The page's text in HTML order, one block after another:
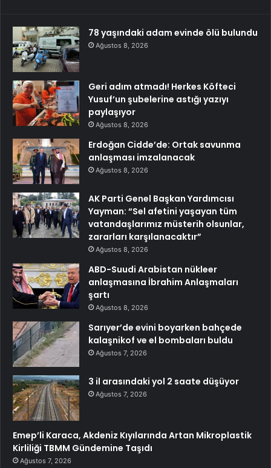
78 yaşındaki adam evinde ölü bulundu
Ağustos 8, 2026
Geri adım atmadı! Herkes Köfteci
Yusuf’un şubelerine astığı yazıyı
paylaşıyor
Ağustos 8, 2026
Erdoğan Cidde’de: Ortak savunma
anlaşması imzalanacak
Ağustos 8, 2026
AK Parti Genel Başkan Yardımcısı
Yayman: “Sel afetini yaşayan tüm
vatandaşlarımız müsterih olsunlar,
zararları karşılanacaktır”
Ağustos 8, 2026
ABD-Suudi Arabistan nükleer
anlaşmasına İbrahim Anlaşmaları
şartı
Ağustos 8, 2026
Sarıyer’de evini boyarken bahçede
kalaşnikof ve el bombaları buldu
Ağustos 7, 2026
3 il arasındaki yol 2 saate düşüyor
Ağustos 7, 2026
Emep’li Karaca, Akdeniz Kıyılarında Artan Mikroplastik
Kirliliği TBMM Gündemine Taşıdı
Ağustos 7, 2026